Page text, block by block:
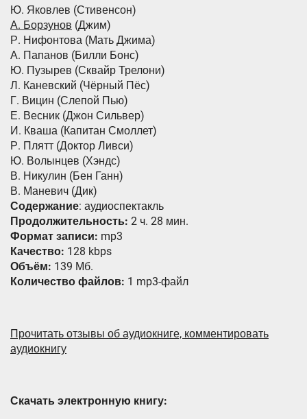
Ю. Яковлев (Стивенсон)
А. Борзунов (Джим)
Р. Нифонтова (Мать Джима)
А. Папанов (Билли Бонс)
Ю. Пузырев (Сквайр Трелони)
Л. Каневский (Чёрный Пёс)
Г. Вицин (Слепой Пью)
Е. Весник (Джон Сильвер)
И. Кваша (Капитан Смоллет)
Р. Плятт (Доктор Ливси)
Ю. Волынцев (Хэндс)
В. Никулин (Бен Ганн)
В. Маневич (Дик)
Содержание: аудиоспектакль
Продолжительность: 2 ч. 28 мин.
Формат записи: mp3
Качество: 128 kbps
Объём: 139 Мб.
Количество файлов: 1 mp3-файл
Прочитать отзывы об аудиокниге, комментировать
аудиокнигу
Скачать электронную книгу: